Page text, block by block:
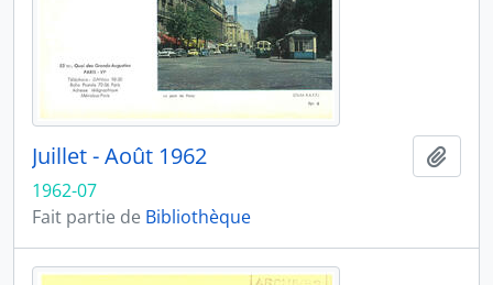
Juillet - Août 1962
1962-07
Fait partie de Bibliothèque